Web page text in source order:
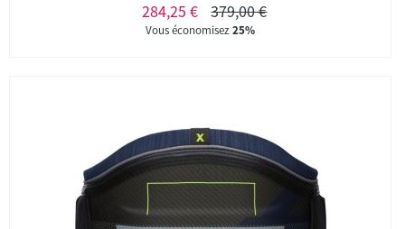
284,25 € 379,00 €
Vous économisez25%